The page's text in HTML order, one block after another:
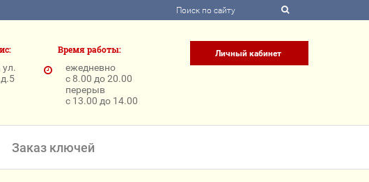
ул.
Время работы:
ежедневно
с 8.00 до 20.00
перерыв
с 13.00 до 14.00
Личный кабинет
Заказ ключей